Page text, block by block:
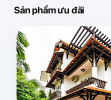
Sản phẩm ưu đãi